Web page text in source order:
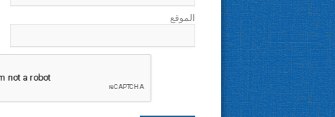
الموقع